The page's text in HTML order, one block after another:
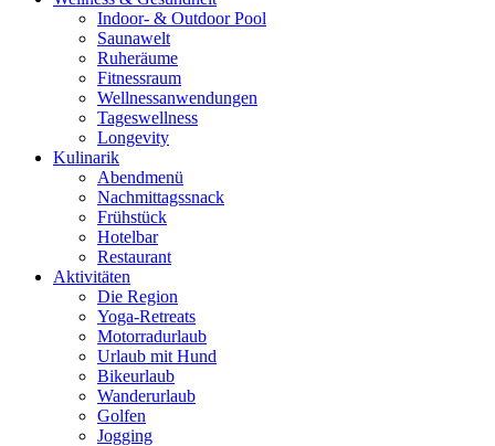
Indoor- & Outdoor Pool
Saunawelt
Ruheräume
Fitnessraum
Wellness­anwendungen
Tageswellness
Longevity
Kulinarik
Abendmenü
Nachmittagssnack
Frühstück
Hotelbar
Restaurant
Aktivitäten
Die Region
Yoga-Retreats
Motorradurlaub
Urlaub mit Hund
Bikeurlaub
Wanderurlaub
Golfen
Jogging